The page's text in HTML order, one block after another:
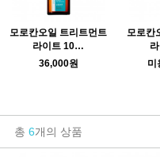
모로칸오일 트리트먼트
라이트 10…
36,000원
모로칸
미
총 6개의 상품